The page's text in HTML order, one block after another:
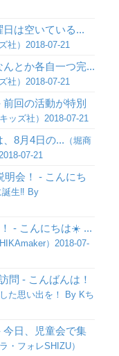
は空いている...
社）2018-07-21
とか各自一つ完...
社）2018-07-21
回の活動が特別
ッズ社）2018-07-21
8月4日の... （堀商
07-21
明会！ - こんにち
誕生‼︎ By
- こんにちは☀️ ...
）2018-07-
問 - こんばんは！
た思い出を！ By Kち
今日、児童会で集
・フォレSHIZU）